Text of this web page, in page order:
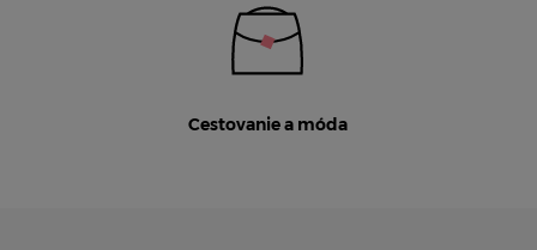
Cestovanie a móda